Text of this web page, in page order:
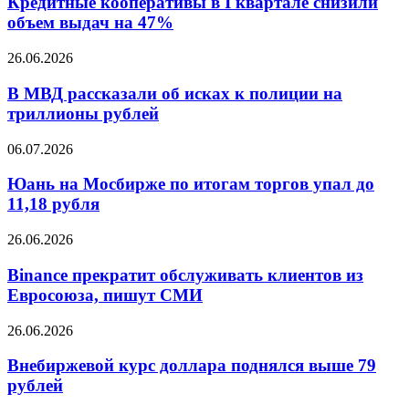
двух
процентов
квартале
объем
на
47%
объем выдач на 47%
В
рассказали
об
исках
полиции
триллионы
рублей
26.06.2026
В МВД рассказали об исках к полиции на
триллионы рублей
Юань
Мосбирже
по
итогам
упал
11,18
рубля
06.07.2026
Юань на Мосбирже по итогам торгов упал до
11,18 рубля
Binance
обслуживать
клиентов
из
пишут
26.06.2026
Binance прекратит обслуживать клиентов из
Евросоюза, пишут СМИ
Внебиржевой
доллара
поднялся
выше
26.06.2026
Внебиржевой курс доллара поднялся выше 79
рублей